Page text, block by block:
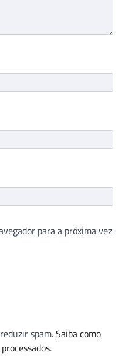
para a próxima vez
spam.Saiba como
.